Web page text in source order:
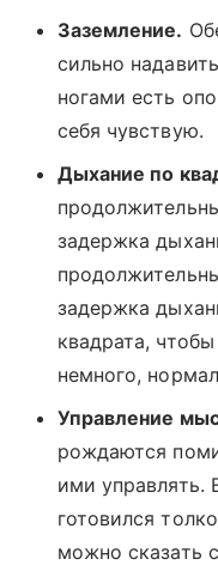
Заземление.
сильно
ногами есть
себя чувствую.
Дыхание по
задержка
задержка
квадрата,
немного,
Управление
рождаются
ими управлять.
готовился
можно сказать